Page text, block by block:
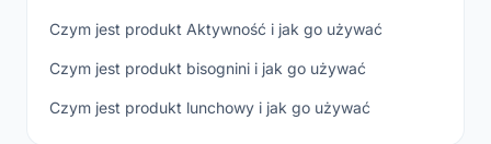
Czym jest produkt Aktywność i jak go używać
Czym jest produkt bisognini i jak go używać
Czym jest produkt lunchowy i jak go używać